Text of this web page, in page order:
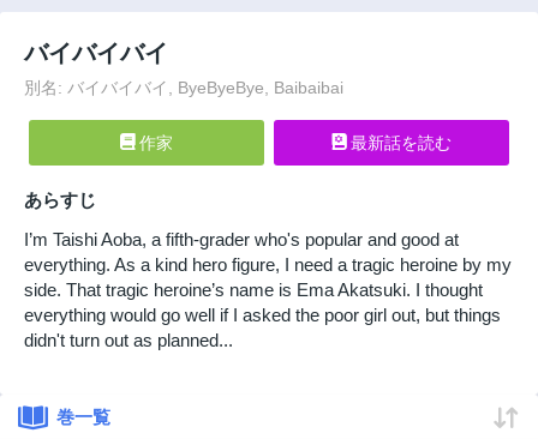
バイバイバイ
別名: バイバイバイ, ByeByeBye, Baibaibai
作家 最新話を読む
あらすじ
I’m Taishi Aoba, a fifth-grader who's popular and good at
everything. As a kind hero figure, I need a tragic heroine by my
side. That tragic heroine’s name is Ema Akatsuki. I thought
everything would go well if I asked the poor girl out, but things
didn't turn out as planned...
巻一覧